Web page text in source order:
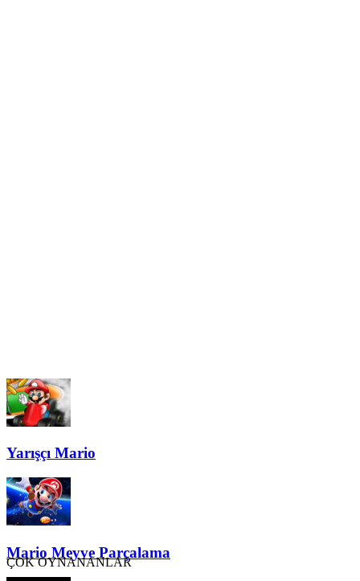
Yarışçı Mario
Mario Meyve Parçalama
ÇOK OYNANANLAR